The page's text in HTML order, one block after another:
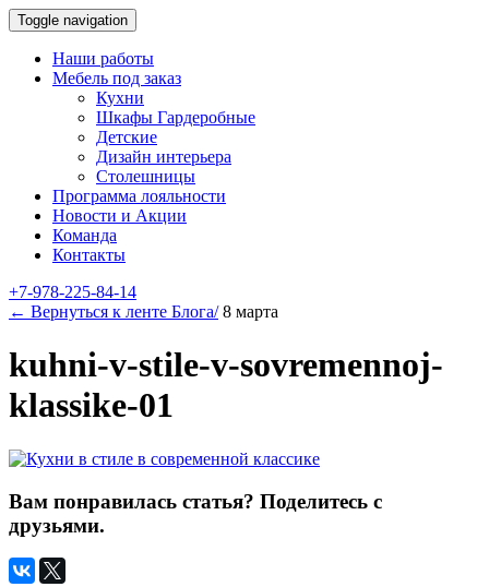
Toggle navigation
Наши работы
Мебель под заказ
Кухни
Шкафы Гардеробные
Детские
Дизайн интерьера
Столешницы
Программа лояльности
Новости и Акции
Команда
Контакты
+7-978-225-84-14
← Вернуться к ленте Блога/ 8 марта
kuhni-v-stile-v-sovremennoj-
klassike-01
Вам понравилась статья? Поделитесь с
друзьями.